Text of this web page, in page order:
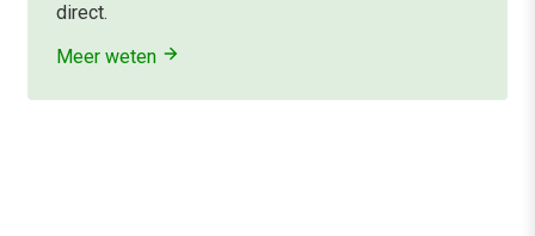
direct.
Meer weten